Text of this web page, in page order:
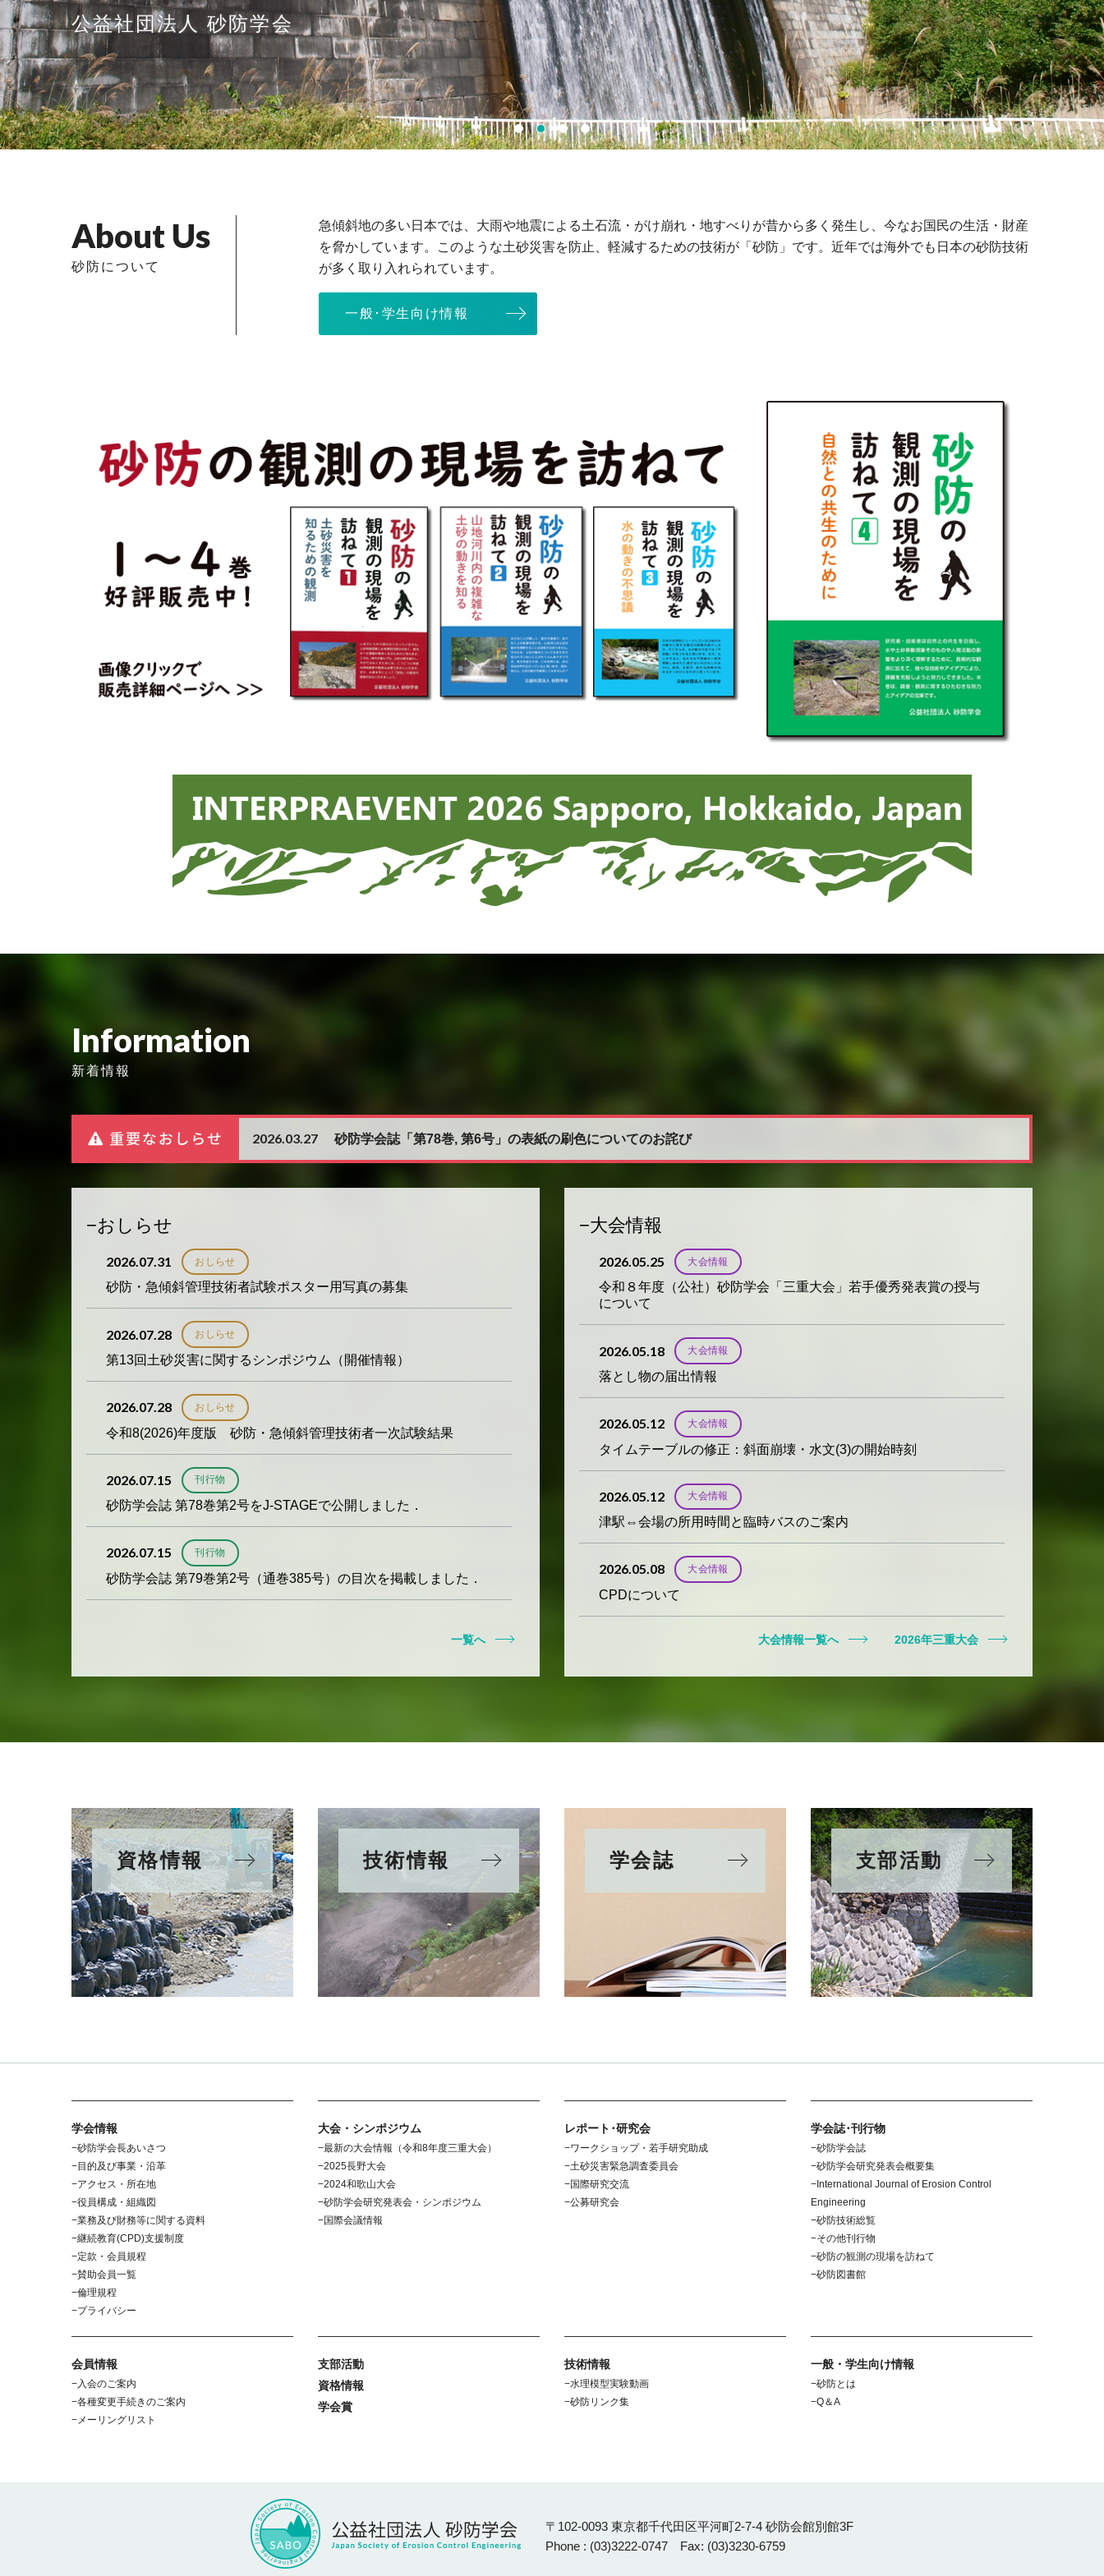
公益社団法人 砂防学会
公益社団法人 砂防学会
1 2 3 4
About Us
砂防について
急傾斜地の多い日本では、大雨や地震による土石流・がけ崩れ・地すべりが昔から多く発生し、今なお国民の生活・財産
を脅かしています。このような土砂災害を防止、軽減するための技術が「砂防」です。近年では海外でも日本の砂防技術
が多く取り入れられています。
一般･学生向け情報
Information
新着情報
2026.03.27 砂防学会誌「第78巻, 第6号」の表紙の刷色についてのお詫び
おしらせ
2026.07.31 おしらせ
砂防・急傾斜管理技術者試験ポスター用写真の募集
2026.07.28 おしらせ
第13回土砂災害に関するシンポジウム（開催情報）
2026.07.28 おしらせ
令和8(2026)年度版 砂防・急傾斜管理技術者一次試験結果
2026.07.15 刊行物
砂防学会誌 第78巻第2号をJ-STAGEで公開しました．
2026.07.15 刊行物
砂防学会誌 第79巻第2号（通巻385号）の目次を掲載しました．
一覧へ
大会情報
2026.05.25 大会情報
令和８年度（公社）砂防学会「三重大会」若手優秀発表賞の授与
について
2026.05.18 大会情報
落とし物の届出情報
2026.05.12 大会情報
タイムテーブルの修正：斜面崩壊・⽔文(3)の開始時刻
2026.05.12 大会情報
津駅⇔会場の所用時間と臨時バスのご案内
2026.05.08 大会情報
CPDについて
大会情報一覧へ 2026年三重大会
資格情報 技術情報 学会誌 支部活動
学会情報
砂防学会長あいさつ
目的及び事業・沿革
アクセス・所在地
役員構成・組織図
業務及び財務等に関する資料
継続教育(CPD)支援制度
定款・会員規程
賛助会員一覧
倫理規程
プライバシー
大会・シンポジウム
最新の大会情報（令和8年度三重大会）
2025長野大会
2024和歌山大会
砂防学会研究発表会・シンポジウム
国際会議情報
レポート･研究会
ワークショップ・若手研究助成
土砂災害緊急調査委員会
国際研究交流
公募研究会
学会誌･刊行物
砂防学会誌
砂防学会研究発表会概要集
International Journal of Erosion Control
Engineering
砂防技術総覧
その他刊行物
砂防の観測の現場を訪ねて
砂防図書館
会員情報
入会のご案内
各種変更手続きのご案内
メーリングリスト
支部活動
資格情報
学会賞
技術情報
水理模型実験動画
砂防リンク集
一般・学生向け情報
砂防とは
Q＆A
〒102-0093 東京都千代田区平河町2-7-4 砂防会館別館3F
Phone : (03)3222-0747 Fax: (03)3230-6759